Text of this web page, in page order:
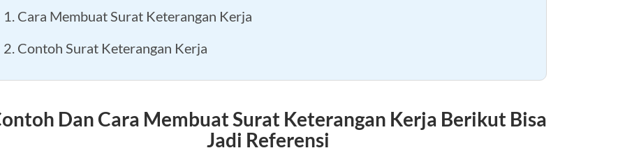
1. Cara Membuat Surat Keterangan Kerja
2. Contoh Surat Keterangan Kerja
Dan Cara Membuat Surat Keterangan Kerja Berikut Bisa
Jadi Referensi